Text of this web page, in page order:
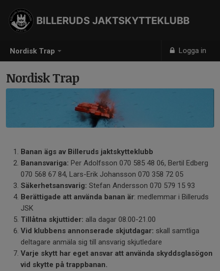
Nordisk Trap Logga in
BILLERUDS JAKTSKYTTEKLUBB
Nordisk Trap
Banan ägs av Billeruds jaktskytteklubb
Banansvariga: Per Adolfsson 070 585 48 06, Bertil Edberg
070 568 67 84, Lars-Erik Johansson 070 358 72 05
Säkerhetsansvarig: Stefan Andersson 070 579 15 93
Berättigade att använda banan är: medlemmar i Billeruds
JSK
Tillåtna skjuttider: alla dagar 08.00-21.00
Vid klubbens annonserade skjutdagar: skall samtliga
deltagare anmäla sig till ansvarig skjutledare
Varje skytt har eget ansvar att använda skyddsglasögon
vid skytte på trappbanan.